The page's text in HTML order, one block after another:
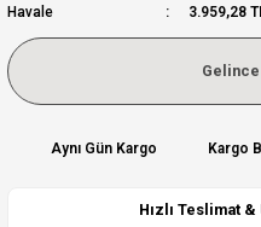
Havale 3.959,28
Aynı Gün Kargo Kargo
Hızlı Teslimat